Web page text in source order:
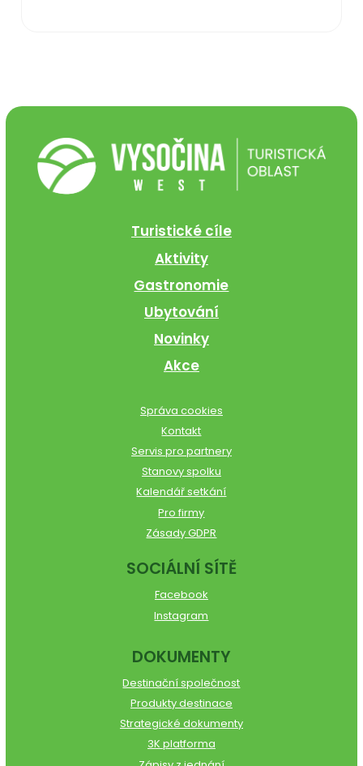
Turistické cíle
Aktivity
Gastronomie
Ubytování
Novinky
Akce
Správa cookies
Kontakt
Servis pro partnery
Stanovy spolku
Kalendář setkání
Pro firmy
Zásady GDPR
SOCIÁLNÍ SÍTĚ
Facebook
Instagram
DOKUMENTY
Destinační společnost
Produkty destinace
Strategické dokumenty
3K platforma